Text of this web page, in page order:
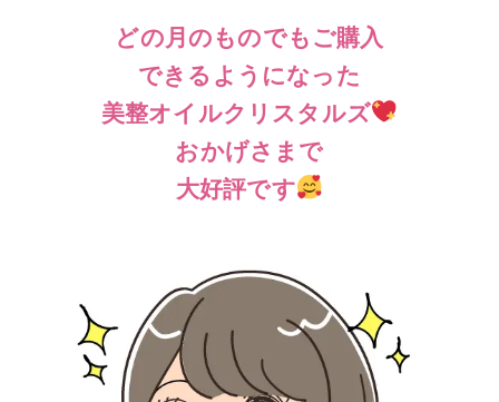
どの月のものでもご購入
できるようになった
美整オイルクリスタルズ
おかげさまで
大好評です